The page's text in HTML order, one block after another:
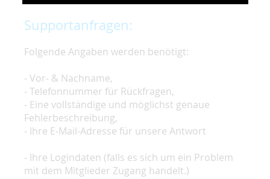
Supportanfragen:
Folgende Angaben werden benötigt:
- Vor- & Nachname,
- Telefonnummer für Rückfragen,
- Eine vollständige und möglichst genaue
Fehlerbeschreibung,
- Ihre E-Mail-Adresse für unsere Antwort
- Ihre Logindaten (falls es sich um ein Problem
mit dem Mitglieder Zugang handelt.)